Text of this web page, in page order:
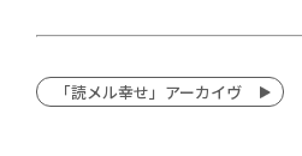
「読メル幸せ」アーカイヴ